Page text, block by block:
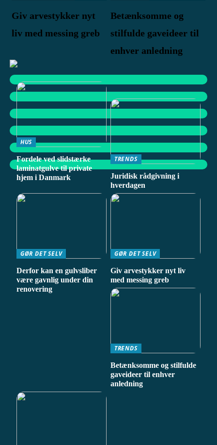
Giv arvestykker nyt
liv med messing greb
Betænksomme og
stilfulde gaveideer til
enhver anledning
HUS
Fordele ved slidstærke
laminatgulve til private
hjem i Danmark
TRENDS
Juridisk rådgivning i
hverdagen
GØR DET SELV
Derfor kan en gulvsliber
være gavnlig under din
renovering
GØR DET SELV
Giv arvestykker nyt liv
med messing greb
TRENDS
Betænksomme og stilfulde
gaveideer til enhver
anledning